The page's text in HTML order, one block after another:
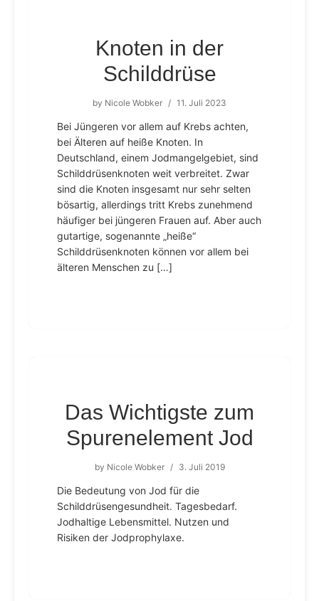
Knoten in der
Schilddrüse
by Nicole Wobker / 11. Juli 2023
Bei Jüngeren vor allem auf Krebs achten,
bei Älteren auf heiße Knoten. In
Deutschland, einem Jodmangelgebiet, sind
Schilddrüsenknoten weit verbreitet. Zwar
sind die Knoten insgesamt nur sehr selten
bösartig, allerdings tritt Krebs zunehmend
häufiger bei jüngeren Frauen auf. Aber auch
gutartige, sogenannte „heiße“
Schilddrüsenknoten können vor allem bei
älteren Menschen zu […]
Das Wichtigste zum
Spurenelement Jod
by Nicole Wobker / 3. Juli 2019
Die Bedeutung von Jod für die
Schilddrüsengesundheit. Tagesbedarf.
Jodhaltige Lebensmittel. Nutzen und
Risiken der Jodprophylaxe.